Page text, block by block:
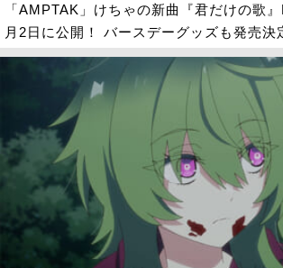
「AMPTAK」けちゃの新曲『君だけの歌
月2日に公開！ バースデーグッズも発売決